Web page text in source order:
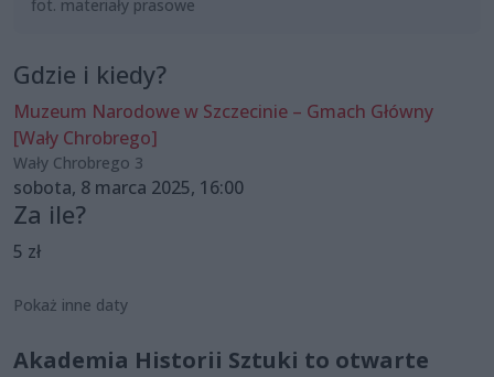
fot. materiały prasowe
Gdzie i kiedy?
Muzeum Narodowe w Szczecinie – Gmach Główny
[Wały Chrobrego]
Wały Chrobrego 3
sobota, 8 marca 2025, 16:00
Za ile?
5 zł
Pokaż inne daty
Akademia Historii Sztuki to otwarte